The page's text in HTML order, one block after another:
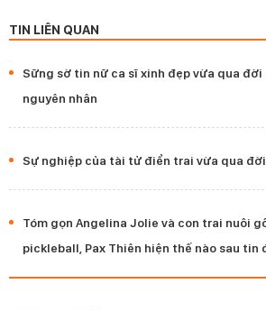
TIN LIÊN QUAN
Sững sờ tin nữ ca sĩ xinh đẹp vừa qua
nguyên nhân
Sự nghiệp của tài tử điển trai vừa qua
Tóm gọn Angelina Jolie và con trai nuôi
pickleball, Pax Thiên hiện thế nào sau